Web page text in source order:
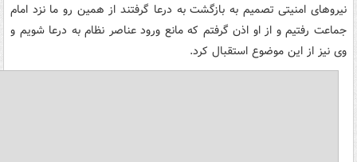
نیروهای امنیتی تصمیم به بازگشت به درعا گرفتند از همین رو ما نزد امام
جماعت رفتیم و از او اذن گرفتم که مانع ورود عناصر نظام به درعا شویم و
وی نیز از این موضوع استقبال کرد.